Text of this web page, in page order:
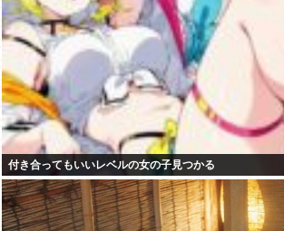
付き合ってもいいレベルの女の子見つかる